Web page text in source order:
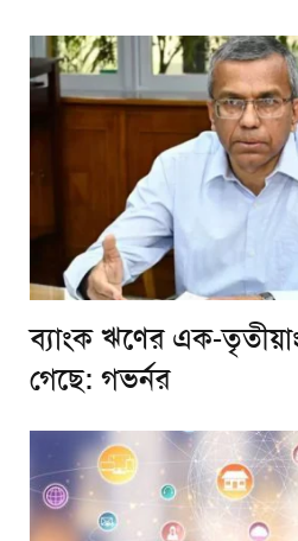
ব্যাংক ঋণের এক-
গেছে: গভর্নর